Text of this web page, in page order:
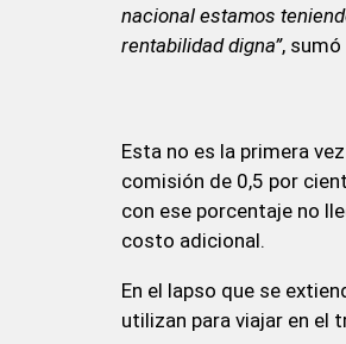
nacional estamos
rentabilidad digna”, sumó
Esta no es la primera
comisión de 0,5 por
con ese porcentaje no
costo adicional.
En el lapso que se
utilizan para viajar en el